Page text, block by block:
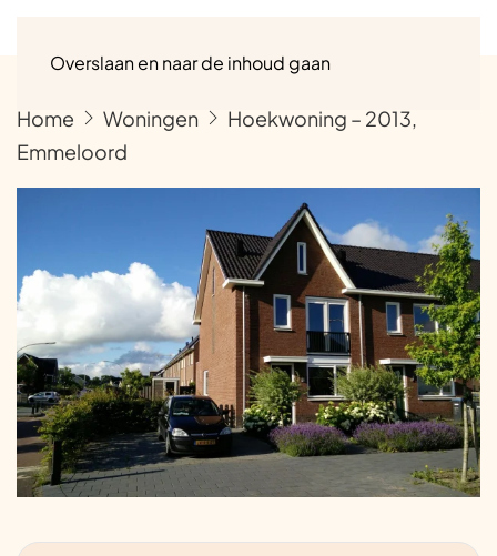
Overslaan en naar de inhoud gaan
Home Woningen
Hoekwoning – 2013,
Emmeloord